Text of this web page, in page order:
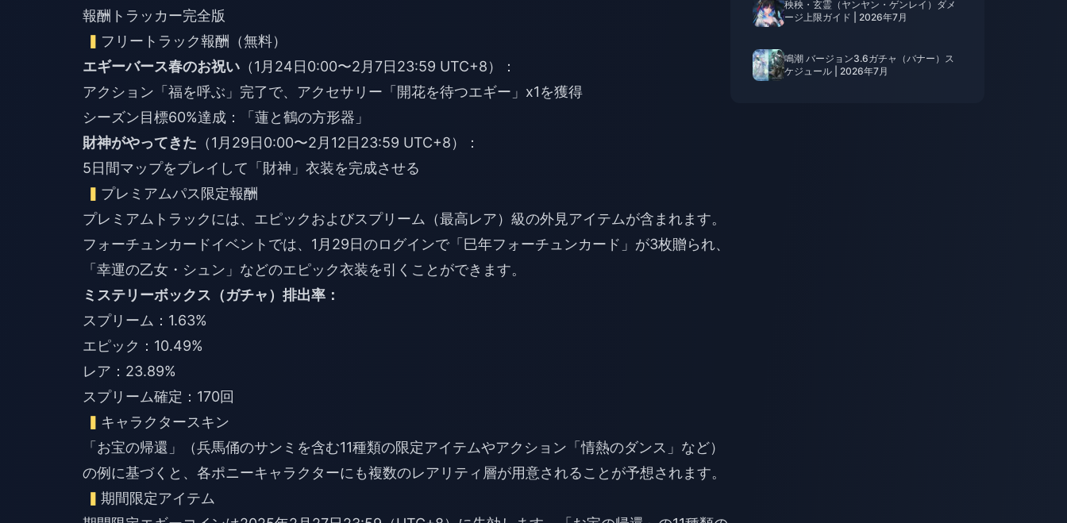
報酬トラッカー完全版
フリートラック報酬（無料）
エギーバース春のお祝い （1月24日0:00〜2月7日23:59 UTC+8）：
アクション「福を呼ぶ」完了で、アクセサリー「開花を待つエギー」x1を獲得
シーズン目標60%達成：「蓮と鶴の方形器」
財神がやってきた （1月29日0:00〜2月12日23:59 UTC+8）：
5日間マップをプレイして「財神」衣装を完成させる
プレミアムパス限定報酬
プレミアムトラックには、エピックおよびスプリーム（最高レア）級の外見アイテムが含まれます。
フォーチュンカードイベントでは、1月29日のログインで「巳年フォーチュンカード」が3枚贈られ、
「幸運の乙女・シュン」などのエピック衣装を引くことができます。
ミステリーボックス（ガチャ）排出率：
スプリーム：1.63%
エピック：10.49%
レア：23.89%
スプリーム確定：170回
キャラクタースキン
「お宝の帰還」（兵馬俑のサンミを含む11種類の限定アイテムやアクション「情熱のダンス」など）
の例に基づくと、各ポニーキャラクターにも複数のレアリティ層が用意されることが予想されます。
期間限定アイテム
秧秧・玄霊（ヤンヤン・ゲンレイ）ダメ
ージ上限ガイド | 2026年7月
鳴潮 バージョン3.6ガチャ（バナー）ス
ケジュール | 2026年7月